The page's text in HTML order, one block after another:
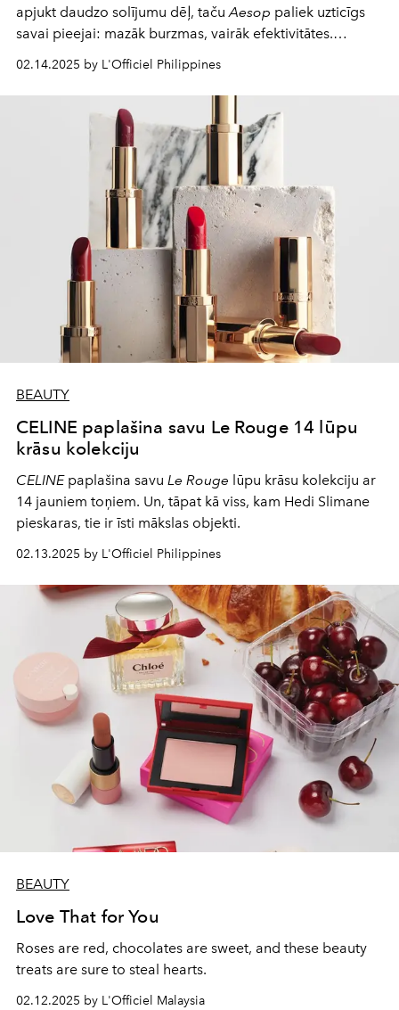
apjukt daudzo solījumu dēļ, taču Aesop paliek uzticīgs
savai pieejai: mazāk burzmas, vairāk efektivitātes.
Concentrate
- darbojas ideālā tandēmā, lai āda būtu
gluda, starojoša un līdzsvaroti mitrināta.
02.14.2025 by L'Officiel Philippines
BEAUTY
CELINE paplašina savu Le Rouge 14 lūpu
krāsu kolekciju
CELINEpaplašina savu Le Rouge lūpu krāsu kolekciju ar
14 jauniem toņiem. Un, tāpat kā viss, kam Hedi Slimane
pieskaras, tie ir īsti mākslas objekti.
02.13.2025 by L'Officiel Philippines
BEAUTY
Love That for You
Roses are red, chocolates are sweet, and these beauty
treats are sure to steal hearts.
02.12.2025 by L'Officiel Malaysia